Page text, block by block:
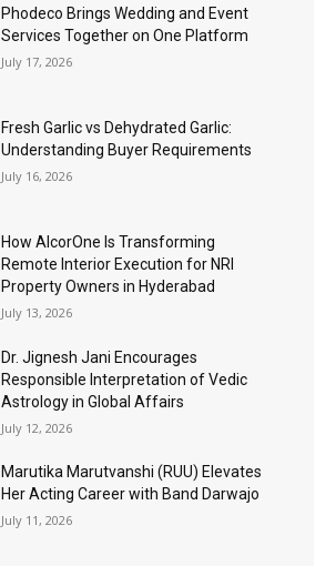
Phodeco Brings Wedding and Event
Services Together on One Platform
July 17, 2026
Fresh Garlic vs Dehydrated Garlic:
Understanding Buyer Requirements
July 16, 2026
How AlcorOne Is Transforming
Remote Interior Execution for NRI
Property Owners in Hyderabad
July 13, 2026
Dr. Jignesh Jani Encourages
Responsible Interpretation of Vedic
Astrology in Global Affairs
July 12, 2026
Marutika Marutvanshi (RUU) Elevates
Her Acting Career with Band Darwajo
July 11, 2026